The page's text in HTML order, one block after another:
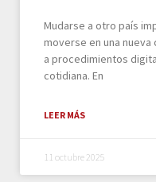
Mudarse a otro país
moverse en una
a procedimientos
cotidiana. En
LEER MÁS
11 octubre 2025